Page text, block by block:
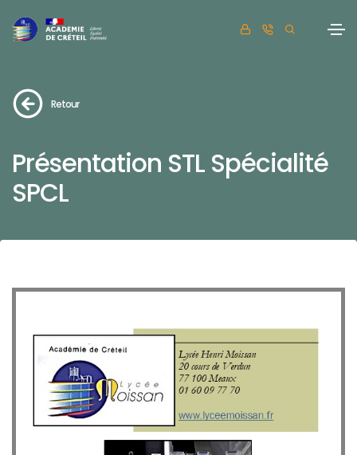
Retour
Présentation STL Spécialité
SPCL